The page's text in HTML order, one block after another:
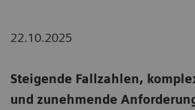
22.10.2025
Steigende Fallzahlen,
und zunehmende